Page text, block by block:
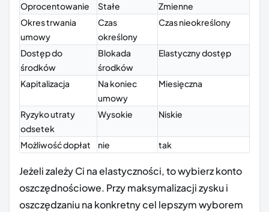
Oprocentowanie Stałe
Zmienne
Okres trwania
umowy
Czas
określony
Czas nieokreślony
Dostęp do
środków
Blokada
środków
Elastyczny dostęp
Kapitalizacja
Na koniec
umowy
Miesięczna
Ryzyko utraty
odsetek
Wysokie Niskie
Możliwość dopłat nie tak
Jeżeli zależy Ci na elastyczności, to wybierz konto
oszczędnościowe. Przy maksymalizacji zysku i
oszczędzaniu na konkretny cel lepszym wyborem